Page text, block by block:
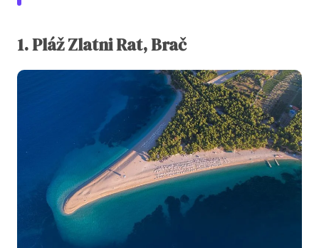
1. Pláž Zlatni Rat, Brač